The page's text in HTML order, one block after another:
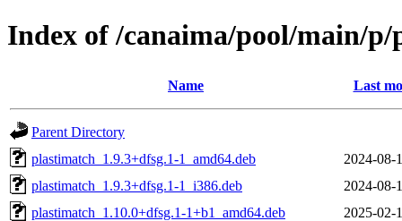
Index of /canaima/pool/main/
Name Last
Parent Directory
plastimatch_1.9.3+dfsg.1-1_amd64.deb
2024-08-
plastimatch_1.9.3+dfsg.1-1_i386.deb
2024-08-
plastimatch_1.10.0+dfsg.1-1+b1_amd64.deb
2025-02-